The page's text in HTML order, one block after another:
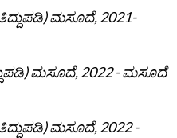
ಮಸೂದೆ, 2021-
ಮಸೂದೆ, 2022 - ಮಸೂದೆ
ಮಸೂದೆ, 2022 -